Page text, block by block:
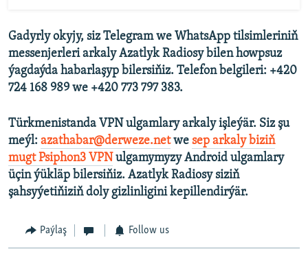
Gadyrly okyjy, siz Telegram we WhatsApp tilsimleriniň
messenjerleri arkaly Azatlyk Radiosy bilen howpsuz
ýagdaýda habarlaşyp bilersiňiz. Telefon belgileri: +420
724 168 989 we +420 773 797 383.
Türkmenistanda VPN ulgamlary arkaly işleýär. Siz şu
meýl: azathabar@derweze.netwe sep arkaly biziň
mugt Psiphon3 VPN ulgamymyzy Android ulgamlary
üçin ýükläp bilersiňiz. Azatlyk Radiosy siziň
şahsyýetiňiziň doly gizlinligini kepillendirýär.
Paýlaş Follow us